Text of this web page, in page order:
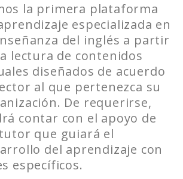
la primera plataforma
especializada en
del inglés a partir
lectura de contenidos
diseñados de acuerdo
al que pertenezca su
De requerirse,
contar con el apoyo de
que guiará el
del aprendizaje con
específicos.